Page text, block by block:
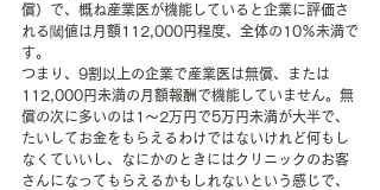
償）で、概ね産業医が機能していると企業に評価さ
れる閾値は月額112,000円程度、全体の10％未満で
す。
つまり、9割以上の企業で産業医は無償、または
112,000円未満の月額報酬で機能していません。無
償の次に多いのは1～2万円で5万円未満が大半で、
たいしてお金をもらえるわけではないけれど何もし
なくていいし、なにかのときにはクリニックのお客
さんになってもらえるかもしれないという感じで、